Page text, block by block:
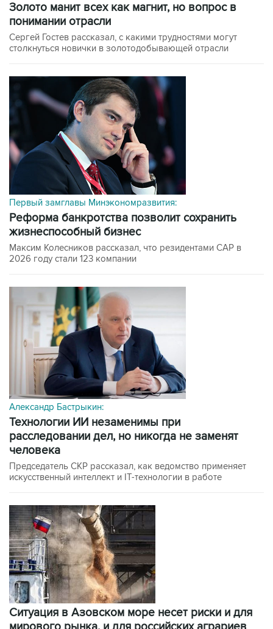
Золото манит всех как магнит, но вопрос в
понимании отрасли
Сергей Гостев рассказал, с какими трудностями могут
столкнуться новички в золотодобывающей отрасли
Первый замглавы Минэкономразвития:
Реформа банкротства позволит сохранить
жизнеспособный бизнес
Максим Колесников рассказал, что резидентами САР в
2026 году стали 123 компании
Александр Бастрыкин:
технологии ИИ незаменимы при
расследовании дел, но никогда не заменят
человека
Председатель СКР рассказал, как ведомство применяет
искусственный интеллект и IT-технологии в работе
Ситуация в Азовском море несет риски и для